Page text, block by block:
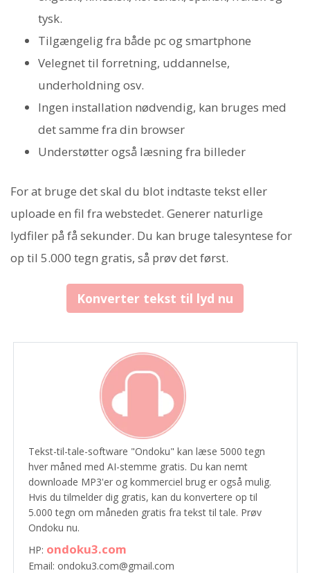
tysk.
Tilgængelig fra både pc og smartphone
Velegnet til forretning, uddannelse,
underholdning osv.
Ingen installation nødvendig, kan bruges med
det samme fra din browser
Understøtter også læsning fra billeder
For at bruge det skal du blot indtaste tekst eller
uploade en fil fra webstedet. Generer naturlige
lydfiler på få sekunder. Du kan bruge talesyntese for
op til 5.000 tegn gratis, så prøv det først.
Konverter tekst til lyd nu
Tekst-til-tale-software "Ondoku" kan læse 5000 tegn
hver måned med AI-stemme gratis. Du kan nemt
downloade MP3'er og kommerciel brug er også mulig.
Hvis du tilmelder dig gratis, kan du konvertere op til
5.000 tegn om måneden gratis fra tekst til tale. Prøv
Ondoku nu.
HP: ondoku3.com
Email: ondoku3.com@gmail.com